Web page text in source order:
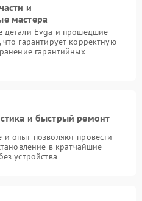
и
мастера
детали Evga и прошедшие
гарантирует корректную
гарантийных
и быстрый ремонт
опыт позволяют провести
в кратчайшие
устройства